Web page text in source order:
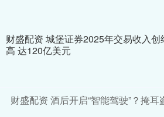
财盛配资 城堡证券2025年交易收入创
高 达120亿美元
财盛配资 酒后开启“智能驾驶”？掩